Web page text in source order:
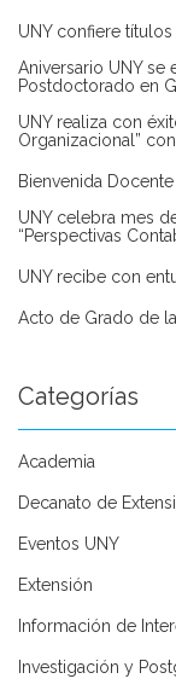
UNY confiere títulos
Aniversario UNY
Postdoctorado en
UNY realiza con
Organizacional”
Bienvenida
UNY celebra mes
“Perspectivas
UNY recibe con
Acto de Grado de
Categorías
Academia
Decanato de
Eventos UNY
Extensión
Información de
Investigación y